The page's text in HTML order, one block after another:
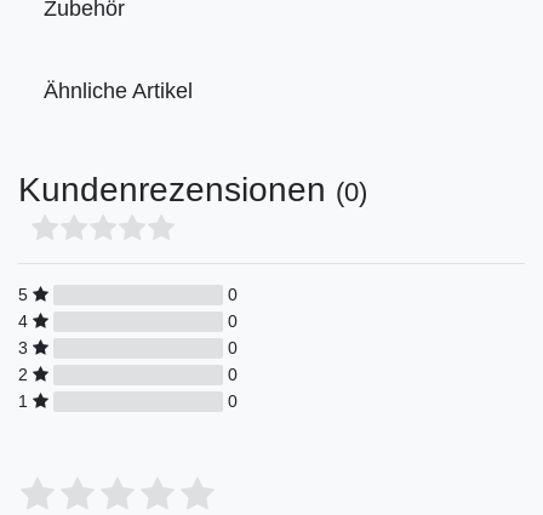
Zubehör
Ähnliche Artikel
Kundenrezensionen (0)
5
0
4
0
3
0
2
0
1
0
Bewertungssterne
4
3
2
1